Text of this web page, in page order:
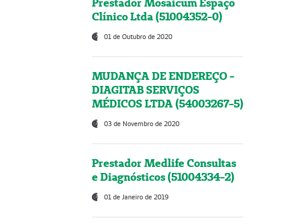
Prestador Mosaicum Espaço
Clínico Ltda (51004352-0)
01 de Outubro de 2020
MUDANÇA DE ENDEREÇO -
DIAGITAB SERVIÇOS
MÉDICOS LTDA (54003267-5)
03 de Novembro de 2020
Prestador Medlife Consultas
e Diagnósticos (51004334-2)
01 de Janeiro de 2019